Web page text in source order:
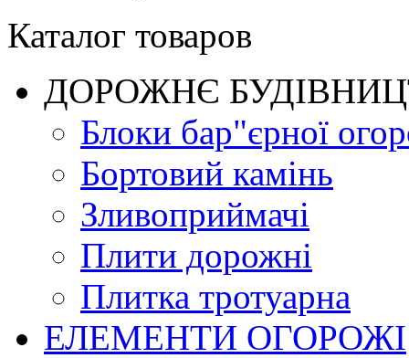
Каталог товаров
ДОРОЖНЄ
Блоки бар"єрної
Бортовий камінь
Зливоприймачі
Плити дорожні
Плитка тротуарна
ЕЛЕМЕНТИ ОГОРОЖІ